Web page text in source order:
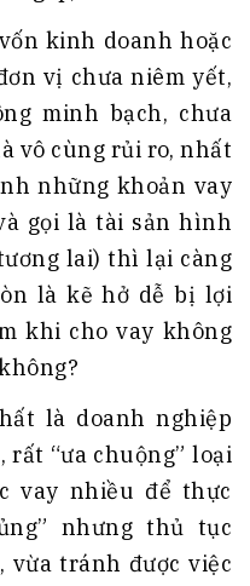
kinh doanh hoặc
vị chưa niêm yết,
minh bạch, chưa
vô cùng rủi ro, nhất
những khoản vay
gọi là tài sản hình
lai) thì lại càng
là kẽ hở dễ bị lợi
khi cho vay không
là doanh nghiệp
“ưa chuộng” loại
vay nhiều để thực
nhưng thủ tục
vừa tránh được việc